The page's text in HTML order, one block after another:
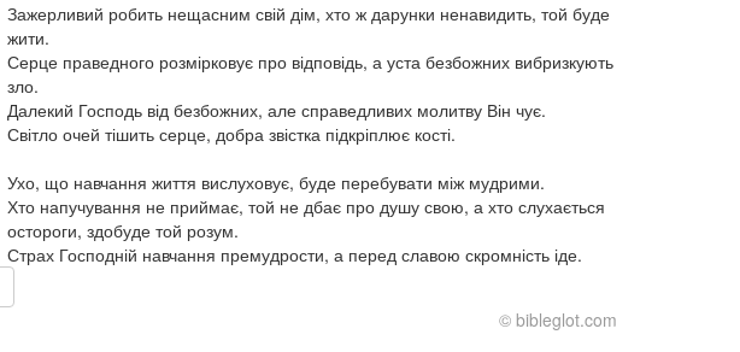
Зажерливий робить нещасним свій дім, хто ж дарунки ненавидить, той буде
жити.
Серце праведного розмірковує про відповідь, а уста безбожних вибризкують
зло.
Далекий Господь від безбожних, але справедливих молитву Він чує.
Світло очей тішить серце, добра звістка підкріплює кості.
Ухо, що навчання життя вислуховує, буде перебувати між мудрими.
Хто напучування не приймає, той не дбає про душу свою, а хто слухається
остороги, здобуде той розум.
Страх Господній навчання премудрости, а перед славою скромність іде.
© bibleglot.com